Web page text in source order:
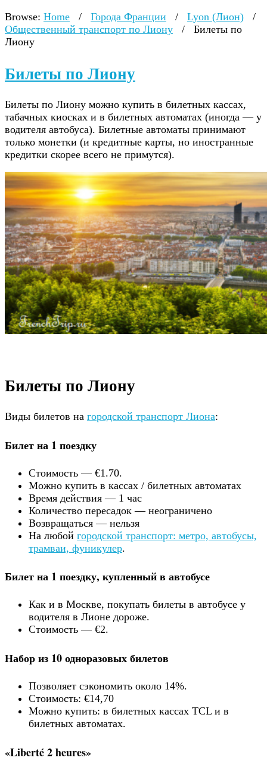
Browse: Home / Города Франции / Lyon (Лион)
/
Общественный транспорт по Лиону
/
Билеты по
Лиону
Билеты по Лиону
Билеты по Лиону можно купить в билетных кассах,
табачных киосках и в билетных автоматах (иногда — у
водителя автобуса). Билетные автоматы принимают
только монетки (и кредитные карты, но иностранные
кредитки скорее всего не примутся).
Билеты по Лиону
Виды билетов на городской транспорт Лиона:
Билет на 1 поездку
Стоимость — €1.70.
Можно купить в кассах / билетных автоматах
Время действия — 1 час
Количество пересадок — неограничено
Возвращаться — нельзя
На любой городской транспорт: метро, автобусы,
трамваи, фуникулер.
Билет на 1 поездку, купленный в автобусе
Как и в Москве, покупать билеты в автобусе у
водителя в Лионе дороже.
Стоимость — €2.
Набор из 10 одноразовых билетов
Позволяет сэкономить около 14%.
Стоимость: €14,70
Можно купить: в билетных кассах TCL и в
билетных автоматах.
«Liberté 2 heures»